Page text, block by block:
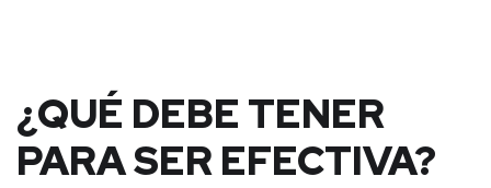
¿QUÉ DEBE TENER
PARA SER EFECTIVA?